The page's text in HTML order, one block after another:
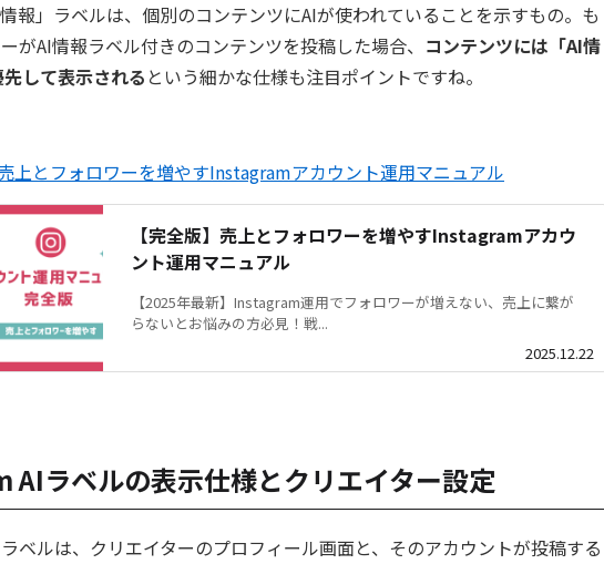
報」ラベルは、個別のコンテンツにAIが使われていることを示すもの。も
がAI情報ラベル付きのコンテンツを投稿した場合、 コンテンツには「AI情
して表示される という細かな仕様も注目ポイントですね。
売上とフォロワーを増やすInstagramアカウント運用マニュアル
【完全版】売上とフォロワーを増やすInstagramアカウ
ント運用マニュアル
2025.12.22
【2025年最新】Instagram運用でフォロワーが増えない、売上に繋が
らないとお悩みの方必見！戦...
AIラベルの表示仕様とクリエイター設定
ベルは、クリエイターのプロフィール画面と、そのアカウントが投稿する